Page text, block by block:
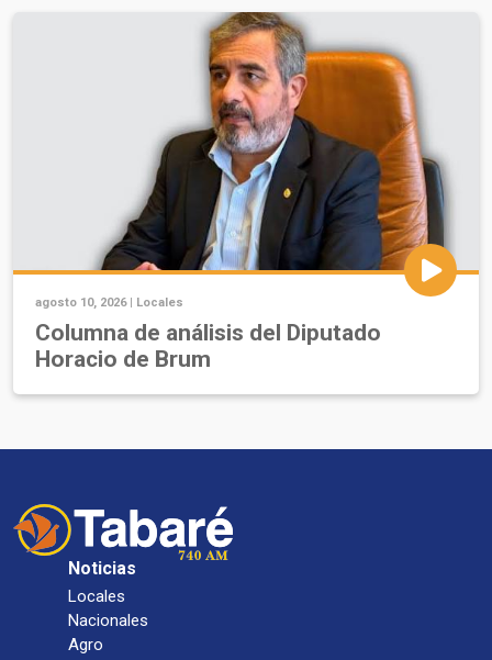
agosto 10, 2026 | Locales
Columna de análisis del Diputado
Horacio de Brum
Noticias
Locales
Nacionales
Agro